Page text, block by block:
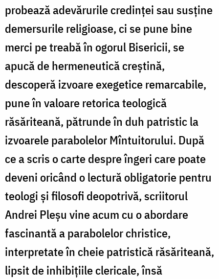
probează adevărurile credinţei sau susţine
demersurile religioase, ci se pune bine
merci pe treabă în ogorul Bisericii, se
apucă de hermeneutică creştină,
descoperă izvoare exegetice remarcabile,
pune în valoare retorica teologică
răsăriteană, pătrunde în duh patristic la
izvoarele parabolelor Mîntuitorului. După
ce a scris o carte despre îngeri care poate
deveni oricând o lectură obligatorie pentru
teologi şi filosofi deopotrivă, scriitorul
Andrei Pleşu vine acum cu o abordare
fascinantă a parabolelor christice,
interpretate în cheie patristică răsăriteană,
lipsit de inhibiţiile clericale, însă